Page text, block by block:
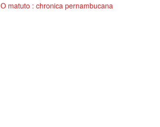
O matuto : chronica pernambucana